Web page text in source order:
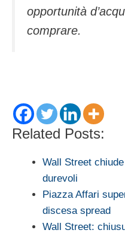
opportunità
comprare.
Related Posts:
Wall Street
durevoli
Piazza Affari
discesa spread
Wall Street: